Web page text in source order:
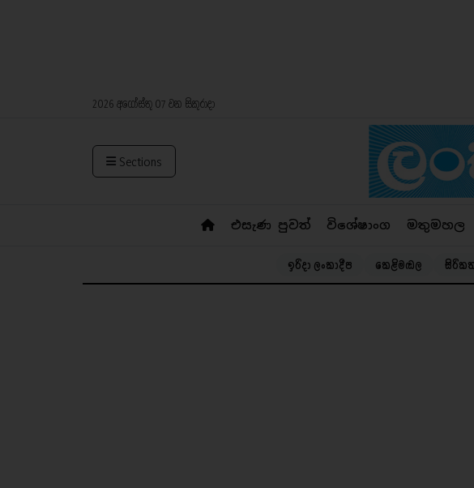
2026 අගෝස්තු 07 වන සිකුරාදා
Sections
එසැණ පුවත් විශේෂාංග මතුමහල
ඉරිදා ලංකාදීප කෙළිමඬල